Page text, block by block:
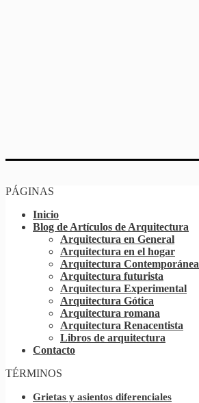
PÁGINAS
Inicio
Blog de Artículos de Arquitectura
Arquitectura en General
Arquitectura en el hogar
Arquitectura Contemporánea
Arquitectura futurista
Arquitectura Experimental
Arquitectura Gótica
Arquitectura romana
Arquitectura Renacentista
Libros de arquitectura
Contacto
TÉRMINOS
Grietas y asientos diferenciales